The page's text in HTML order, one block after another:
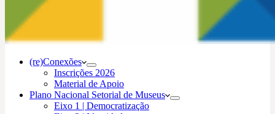
(re)Conexões
Inscrições 2026
Material de Apoio
Plano Nacional Setorial de Museus
Eixo 1 | Democratização